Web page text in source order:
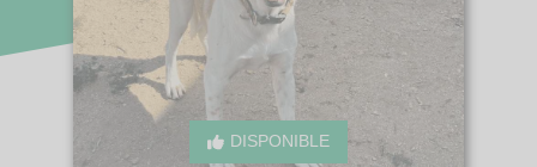
DISPONIBLE